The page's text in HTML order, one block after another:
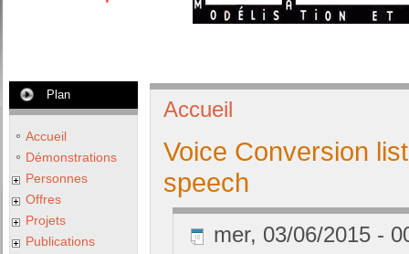
Plan
Accueil
Démonstrations
Personnes
Offres
Projets
Publications
Accueil
Voice Conversion
speech
mer, 03/06/2015 -